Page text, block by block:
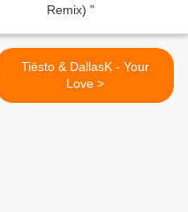
Tiësto & DallasK - Your
Love >